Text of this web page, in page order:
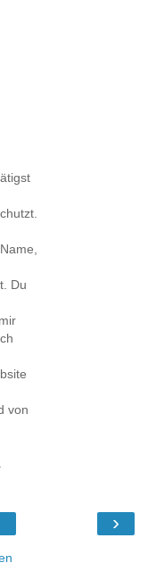
Du
von
›